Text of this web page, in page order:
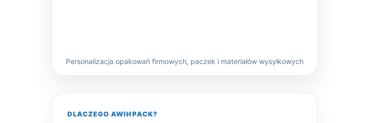
Personalizacja opakowań firmowych, paczek i materiałów wysyłkowych
DLACZEGO AWIHPACK?